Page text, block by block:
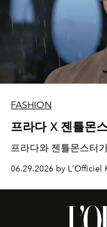
FASHION
프라다 X 젠틀몬
프라다와 젠틀몬스터
06.29.2026 by L'Officiel